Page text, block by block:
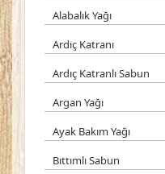
Alabalık Yağı
Ardıç Katranı
Ardıç Katranlı Sabun
Argan Yağı
Ayak Bakım Yağı
Bıttımlı Sabun